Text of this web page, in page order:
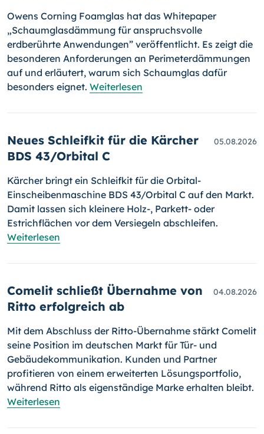
Owens Corning Foamglas hat das Whitepaper
„Schaumglasdämmung für anspruchsvolle
erdberührte Anwendungen” veröffentlicht. Es zeigt die
besonderen Anforderungen an Perimeterdämmungen
auf und erläutert, warum sich Schaumglas dafür
besonders eignet. Weiterlesen
Neues Schleifkit für die Kärcher
BDS 43/Orbital C
05.08.2026
Kärcher bringt ein Schleifkit für die Orbital-
Einscheibenmaschine BDS 43/Orbital C auf den Markt.
Damit lassen sich kleinere Holz-, Parkett- oder
Estrichflächen vor dem Versiegeln abschleifen.
Weiterlesen
Comelit schließt Übernahme von
Ritto erfolgreich ab
04.08.2026
Mit dem Abschluss der Ritto-Übernahme stärkt Comelit
seine Position im deutschen Markt für Tür- und
Gebäudekommunikation. Kunden und Partner
profitieren von einem erweiterten Lösungsportfolio,
während Ritto als eigenständige Marke erhalten bleibt.
Weiterlesen